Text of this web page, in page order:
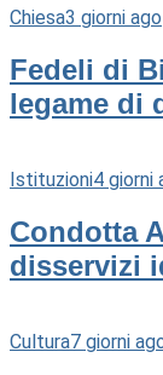
Chiesa3 giorni ago
Fedeli di
legame di
Istituzioni4 giorni
Condotta
disservizi
Cultura7 giorni